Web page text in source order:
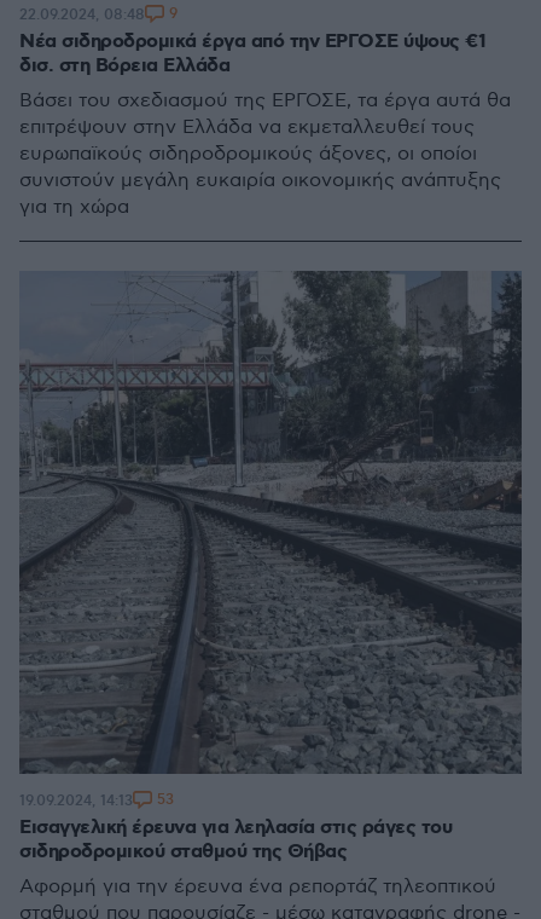
Νέα σιδηροδρομικά έργα από την ΕΡΓΟΣΕ ύψους €1
δισ. στη Βόρεια Ελλάδα
Βάσει του σχεδιασμού της ΕΡΓΟΣΕ, τα έργα αυτά θα
επιτρέψουν στην Ελλάδα να εκμεταλλευθεί τους
ευρωπαϊκούς σιδηροδρομικούς άξονες, οι οποίοι
συνιστούν μεγάλη ευκαιρία οικονομικής ανάπτυξης
για τη χώρα
22.09.2024, 08:48 9
Εισαγγελική έρευνα για λεηλασία στις ράγες του
σιδηροδρομικού σταθμού της Θήβας
Αφορμή για την έρευνα ένα ρεπορτάζ τηλεοπτικού
σταθμού που παρουσίαζε - μέσω καταγραφής drone -
19.09.2024, 14:13 53